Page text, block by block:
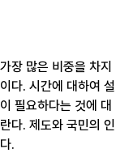
장 많은 비중을 차지
다. 시간에 대하여 설
필요하다는 것에 대
다. 제도와 국민의 인
.